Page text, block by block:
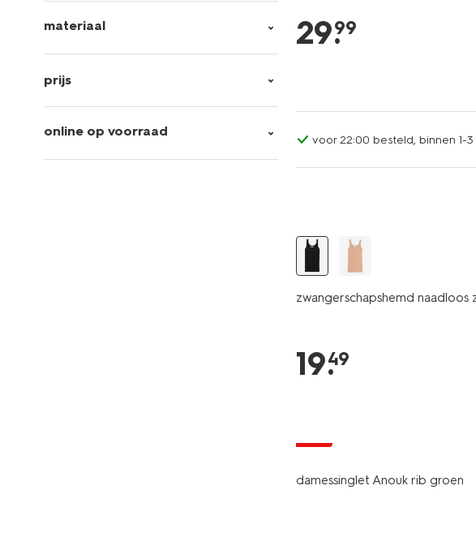
materiaal
prijs
online op voorraad
29.
99
voor 22:00 besteld, binnen 1-
zwangerschapshemd naadloos
19.
49
damessinglet Anouk rib groen